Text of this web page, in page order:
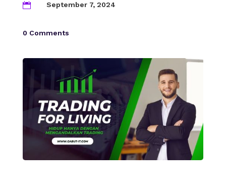
 September 7, 2024
0 Comments